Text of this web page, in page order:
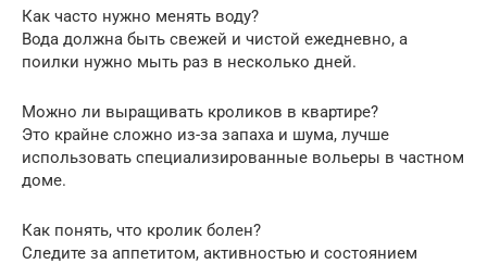
Как часто нужно менять воду?
Вода должна быть свежей и чистой ежедневно, а
поилки нужно мыть раз в несколько дней.
Можно ли выращивать кроликов в квартире?
Это крайне сложно из-за запаха и шума, лучше
использовать специализированные вольеры в частном
доме.
Как понять, что кролик болен?
Следите за аппетитом, активностью и состоянием